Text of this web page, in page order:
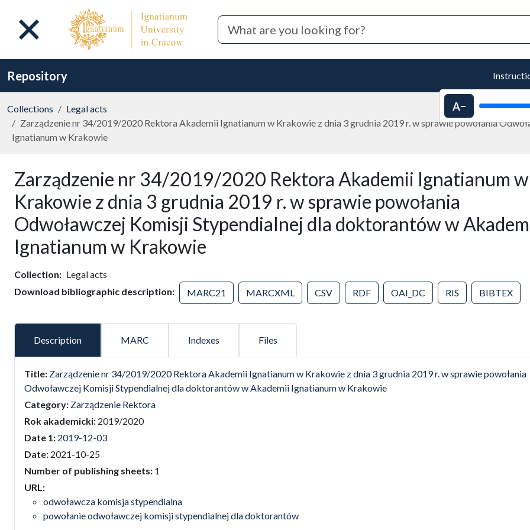
Repository
Decrease text
Collections
Legal acts
Zarządzenie nr 34/2019/2020 Rektora Akademii Ignatianum w Krakowie z dnia 3 grudnia 2019 r. w sprawie powołania
Ignatianum w Krakowie
Zarządzenie nr 34/2019/2020 Rektora Akademii Ignatianum w
Krakowie z dnia 3 grudnia 2019 r. w sprawie powołania
Odwoławczej Komisji Stypendialnej dla doktorantów w
Ignatianum w Krakowie
Collection
Legal acts
Download bibliographic description
MARC21 MARCXML CSV RDF OAI_DC RIS BIBTEX
Description MARC Indexes Files
false
Title: Zarządzenie nr 34/2019/2020 Rektora Akademii Ignatianum w Krakowie z dnia 3 grudnia 2019 r. w sprawie powołania
Odwoławczej Komisji Stypendialnej dla doktorantów w Akademii Ignatianum w Krakowie
Category: Zarządzenie Rektora
Rok akademicki: 2019/2020
Date 1: 2019-12-03
Date: 2021-10-25
Number of publishing sheets: 1
URL:
odwoławcza komisja stypendialna
powołanie odwoławczej komisji stypendialnej dla doktorantów